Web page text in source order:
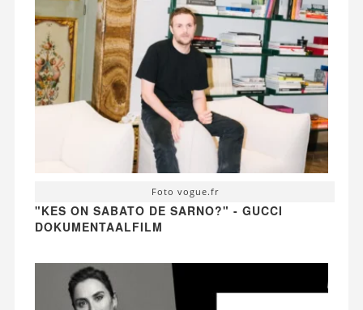
Foto vogue.fr
"KES ON SABATO DE SARNO?" - GUCCI
DOKUMENTAALFILM